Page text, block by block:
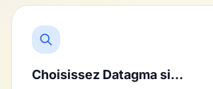
Choisissez Datagma si…